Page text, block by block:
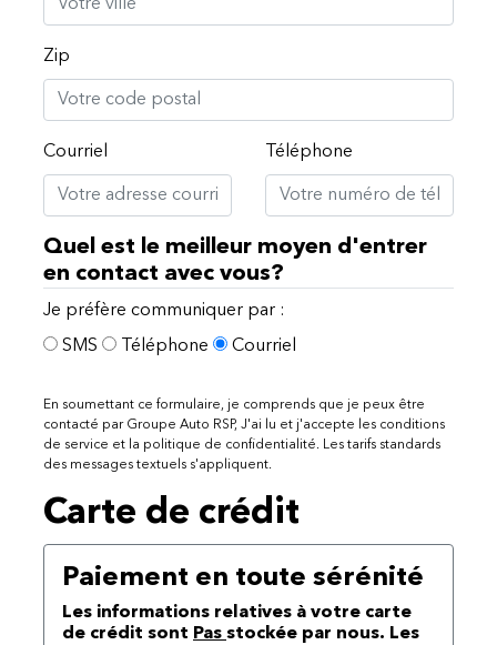
Zip
Courriel Téléphone
Quel est le meilleur moyen d'entrer
en contact avec vous?
Je préfère communiquer par :
SMS
Téléphone Courriel
En soumettant ce formulaire, je comprends que je peux être
contacté par Groupe Auto RSP, J'ai lu et j'accepte les conditions
de service et la politique de confidentialité. Les tarifs standards
des messages textuels s'appliquent.
Carte de crédit
Paiement en toute sérénité
Les informations relatives à votre carte
de crédit sont Pas stockée par nous. Les